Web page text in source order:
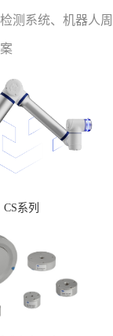
测系统、机器人周
CS系列